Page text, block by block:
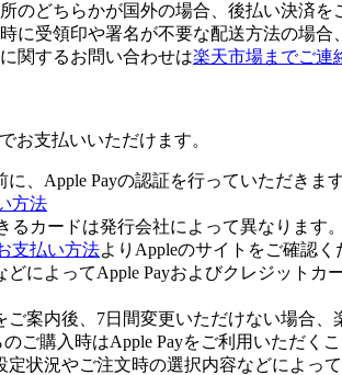
のどちらかが国外の場合、後払い決済を
に受領印や署名が不要な配送方法の場合
関するお問い合わせは楽天市場までご連
お支払いいただけます。
、Apple Payの認証を行っていただきます
方法
るカードは発行会社によって異なります。
支払い方法よりAppleのサイトをご確認く
どによってApple Payおよびクレジット
ご案内後、7日間変更いただけない場合、
ご購入時はApple Payをご利用いただく
状況やご注文時の選択内容などによっ